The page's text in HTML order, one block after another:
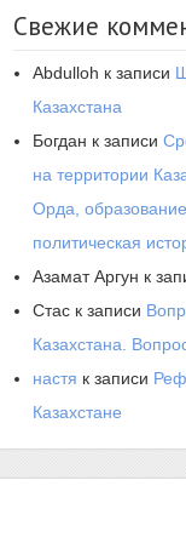
Свежие
Abdulloh к записи
Казахстана
Богдан к записи
на территории
Орда,
политическая
Азамат Аргун к
Стас к записи
Казахстана.
настя к записи
Казахстане